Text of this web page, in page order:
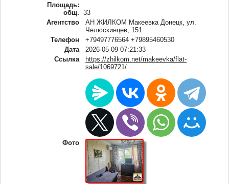
Площадь:
общ.
33
Агентство
АН ЖИЛКОМ Макеевка Донецк, ул.
Челюскинцев, 151
Телефон
+79497776564 +79895460530
Дата
2026-05-09 07:21:33
Ссылка
https://zhilkom.net/makeevka/flat-
sale/1069721/
Фото